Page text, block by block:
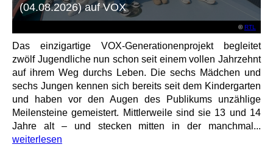
©RTL
(04.08.2026) auf VOX
Das einzigartige VOX-Generationenprojekt begleitet
zwölf Jugendliche nun schon seit einem vollen Jahrzehnt
auf ihrem Weg durchs Leben. Die sechs Mädchen und
sechs Jungen kennen sich bereits seit dem Kindergarten
und haben vor den Augen des Publikums unzählige
Meilensteine gemeistert. Mittlerweile sind sie 13 und 14
Jahre alt – und stecken mitten in der manchmal...
weiterlesen